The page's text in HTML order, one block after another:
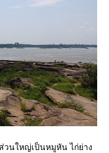
วนใหญ่เป็นหมูหัน ไก่ย่าง